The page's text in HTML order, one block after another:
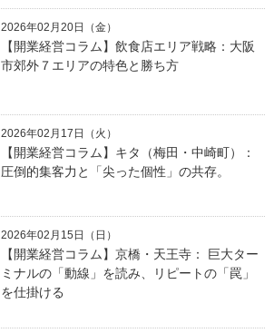
2026年02月20日（金）
【開業経営コラム】飲食店エリア戦略：大阪
市郊外７エリアの特色と勝ち方
2026年02月17日（火）
【開業経営コラム】キタ（梅田・中崎町）：
圧倒的集客力と「尖った個性」の共存。
2026年02月15日（日）
【開業経営コラム】京橋・天王寺： 巨大ター
ミナルの「動線」を読み、リピートの「罠」
を仕掛ける